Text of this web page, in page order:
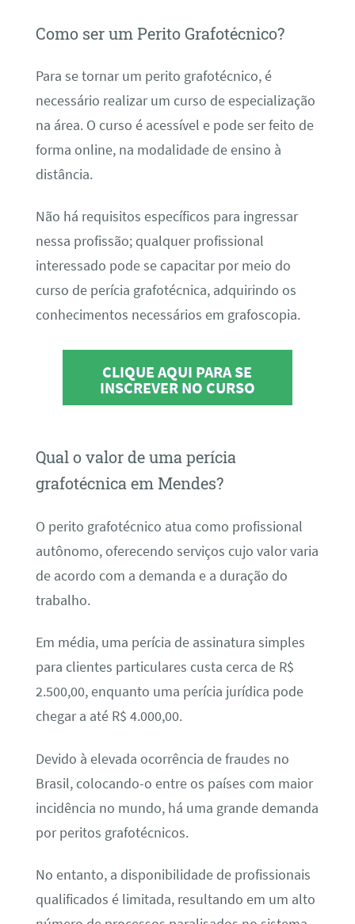
Como ser um Perito Grafotécnico?
Para se tornar um perito grafotécnico, é
necessário realizar um curso de especialização
na área. O curso é acessível e pode ser feito de
forma online, na modalidade de ensino à
distância.
Não há requisitos específicos para ingressar
nessa profissão; qualquer profissional
interessado pode se capacitar por meio do
curso de perícia grafotécnica, adquirindo os
conhecimentos necessários em grafoscopia.
CLIQUE AQUI PARA SE
INSCREVER NO CURSO
Qual o valor de uma perícia
grafotécnica em Mendes?
O perito grafotécnico atua como profissional
autônomo, oferecendo serviços cujo valor varia
de acordo com a demanda e a duração do
trabalho.
Em média, uma perícia de assinatura simples
para clientes particulares custa cerca de R$
2.500,00, enquanto uma perícia jurídica pode
chegar a até R$ 4.000,00.
Devido à elevada ocorrência de fraudes no
Brasil, colocando-o entre os países com maior
incidência no mundo, há uma grande demanda
por peritos grafotécnicos.
No entanto, a disponibilidade de profissionais
qualificados é limitada, resultando em um alto